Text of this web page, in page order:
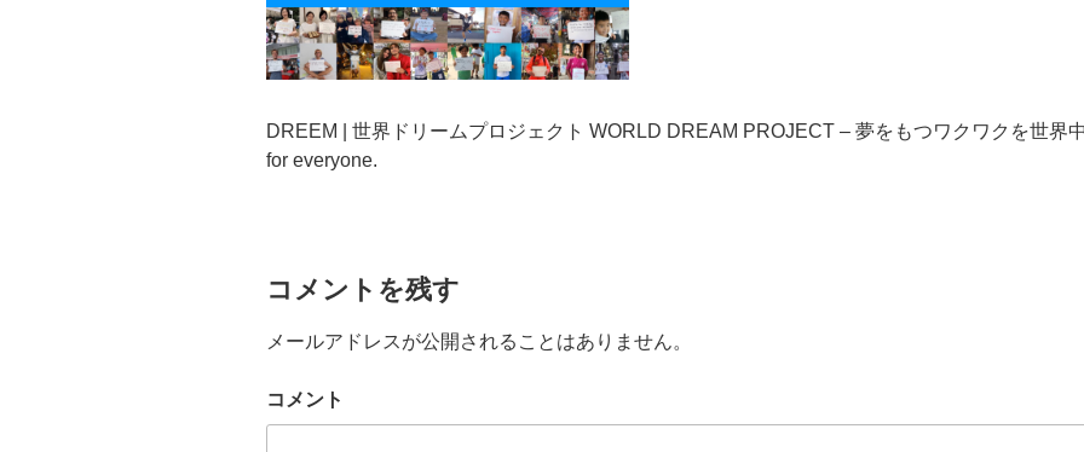
DREEM | 世界ドリームプロジェクト WORLD DREAM PROJECT – 夢をもつワクワクを世界
for everyone.
コメントを残す
メールアドレスが公開されることはありません。
コメント